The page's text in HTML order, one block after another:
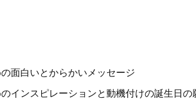
面白いとからかいメッセージ
インスピレーションと動機付けの誕生日の